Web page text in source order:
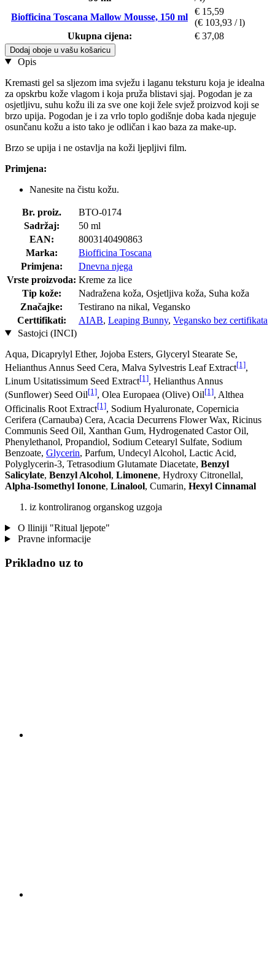
Biofficina Toscana Mallow Mousse, 150 ml
€ 15,59
(€ 103,93 / l)
Ukupna cijena:
€ 37,08
Dodaj oboje u vašu košaricu
Opis
Kremasti gel sa sljezom ima svježu i laganu teksturu koja je idealna
za opskrbu kože vlagom i koja pruža blistavi sjaj. Pogodan je za
osjetljivu, suhu kožu ili za sve one koji žele svjež proizvod koji se
brzo upija. Pogodan je i za vrlo toplo godišnje doba kada njeguje
osunčanu kožu a isto tako je odličan i kao baza za make-up.
Brzo se upija i ne ostavlja na koži ljepljivi film.
Primjena:
Nanesite na čistu kožu.
Br. proiz.
BTO-0174
Sadržaj:
50 ml
EAN:
8003140490863
Marka:
Biofficina Toscana
Primjena:
Dnevna njega
Vrste proizvoda: Kreme za lice
Tip kože:
Nadražena koža, Osjetljiva koža, Suha koža
Značajke:
Testirano na nikal, Vegansko
Certtifikati:
AIAB, Leaping Bunny, Vegansko bez certifikata
Sastojci (INCI)
Aqua, Dicaprylyl Ether, Jojoba Esters, Glyceryl Stearate Se,
Helianthus Annus Seed Cera, Malva Sylvestris Leaf Extract[1],
Linum Usitatissimum Seed Extract[1], Helianthus Annus
(Sunflower) Seed Oil[1], Olea Europaea (Olive) Oil[1], Althea
Officinalis Root Extract[1], Sodium Hyaluronate, Copernicia
Cerifera (Carnauba) Cera, Acacia Decurrens Flower Wax, Ricinus
Communis Seed Oil, Xanthan Gum, Hydrogenated Castor Oil,
Phenylethanol, Propandiol, Sodium Cetearyl Sulfate, Sodium
Benzoate, Glycerin, Parfum, Undecyl Alcohol, Lactic Acid,
Polyglycerin-3, Tetrasodium Glutamate Diacetate, Benzyl
Salicylate, Benzyl Alcohol, Limonene, Hydroxy Citronellal,
Alpha-Isomethyl Ionone, Linalool, Cumarin, Hexyl Cinnamal
iz kontroliranog organskog uzgoja
O lliniji "Ritual ljepote"
Pravne informacije
Prikladno uz to